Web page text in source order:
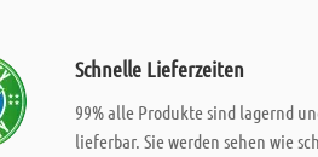
Schnelle Lieferzeiten
99% alle Produkte sind lagernd
lieferbar. Sie werden sehen wie